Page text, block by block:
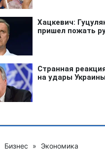
Бизнес » Экономика